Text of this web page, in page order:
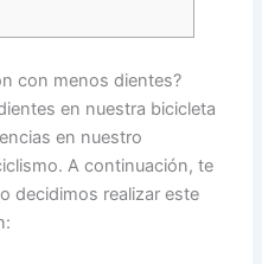
con menos dientes?
en nuestra bicicleta
en nuestro
A continuación, te
decidimos realizar este